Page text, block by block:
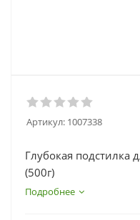
Артикул: 1007338
Глубокая подстилка
(500г)
Подробнее